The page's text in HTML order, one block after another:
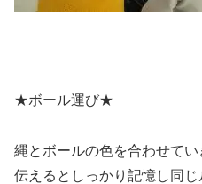
★ボール運び★
縄とボールの色を合わせて
伝えるとしっかり記憶し同